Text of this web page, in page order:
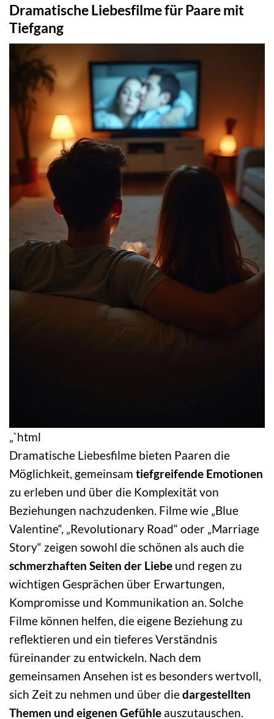
Dramatische Liebesfilme für Paare mit
Tiefgang
„`html
Dramatische Liebesfilme bieten Paaren die
Möglichkeit, gemeinsam tiefgreifende Emotionen
zu erleben und über die Komplexität von
Beziehungen nachzudenken. Filme wie „Blue
Valentine“, „Revolutionary Road“ oder „Marriage
Story“ zeigen sowohl die schönen als auch die
schmerzhaften Seiten der Liebe und regen zu
wichtigen Gesprächen über Erwartungen,
Kompromisse und Kommunikation an. Solche
Filme können helfen, die eigene Beziehung zu
reflektieren und ein tieferes Verständnis
füreinander zu entwickeln. Nach dem
gemeinsamen Ansehen ist es besonders wertvoll,
sich Zeit zu nehmen und über diedargestellten
Themen und eigenen Gefühle auszutauschen.